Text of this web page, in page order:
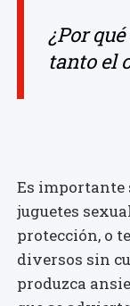
¿Por
tanto el
Es importante
juguetes
protección, o
diversos sin
produzca